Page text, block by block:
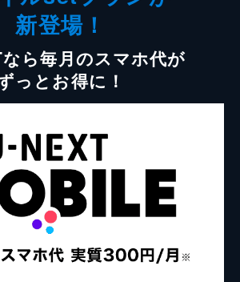
新登場！
ら毎月のスマホ代が
っとお得に！